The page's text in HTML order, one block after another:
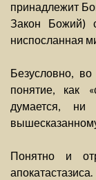
принадлежит
Закон Божий)
ниспосланная
Безусловно, во
понятие, как
думается,
Понятно и